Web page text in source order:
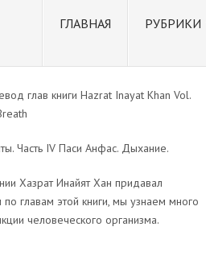
ГЛАВНАЯ РУБРИКИ
глав книги Hazrat Inayat Khan Vol.
Часть IV Паси Анфас. Дыхание.
Хазрат Инайят Хан придавал
главам этой книги, мы узнаем много
человеческого организма.